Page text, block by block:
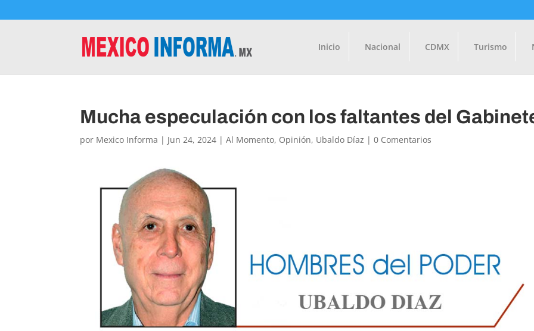
Inicio Nacional CDMX Turismo
Mucha especulación con los faltantes del
por Mexico Informa | Jun 24, 2024 |Al Momento, Opinión, Ubaldo Díaz |0 Comentarios